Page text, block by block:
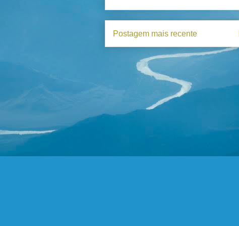
Postagem mais recente